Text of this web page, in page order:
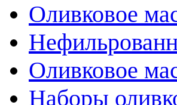
Оливковое
Оливковое
Наборы